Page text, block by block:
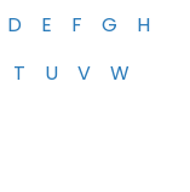
D E F G
H
T U V
W